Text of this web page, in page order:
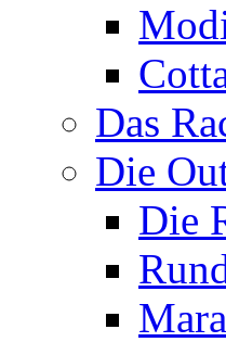
Das
Die
Die